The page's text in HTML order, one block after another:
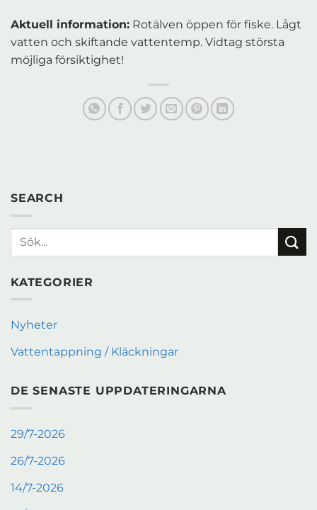
Aktuell information: Rotälven öppen för fiske. Lågt
vatten och skiftande vattentemp. Vidtag största
möjliga försiktighet!
SEARCH
KATEGORIER
Nyheter
Vattentappning / Kläckningar
DE SENASTE UPPDATERINGARNA
29/7-2026
26/7-2026
14/7-2026